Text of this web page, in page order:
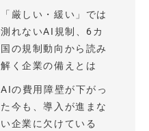
「厳しい・緩い」では
測れないAI規制、6カ
国の規制動向から読み
解く企業の備えとは
AIの費用障壁が下がっ
た今も、導入が進まな
い企業に欠けている